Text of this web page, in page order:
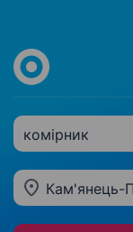
комірник
Кам'янець-